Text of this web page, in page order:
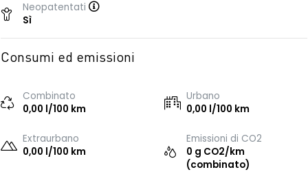
Neopatentati
Sì
Consumi ed emissioni
Combinato
0,00 l/100 km
Urbano
0,00 l/100 km
Extraurbano
0,00 l/100 km
Emissioni di CO2
0 g CO2/km
(combinato)